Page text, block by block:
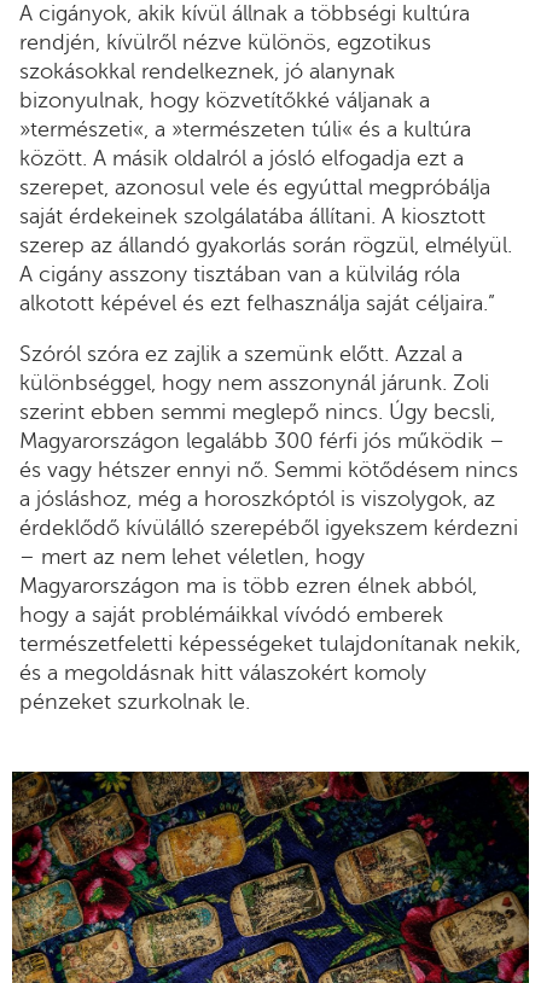
A cigányok, akik kívül állnak a többségi kultúra
rendjén, kívülről nézve különös, egzotikus
szokásokkal rendelkeznek, jó alanynak
bizonyulnak, hogy közvetítőkké váljanak a
»természeti«, a »természeten túli« és a kultúra
között. A másik oldalról a jósló elfogadja ezt a
szerepet, azonosul vele és egyúttal megpróbálja
saját érdekeinek szolgálatába állítani. A kiosztott
szerep az állandó gyakorlás során rögzül, elmélyül.
A cigány asszony tisztában van a külvilág róla
alkotott képével és ezt felhasználja saját céljaira.”
Szóról szóra ez zajlik a szemünk előtt. Azzal a
különbséggel, hogy nem asszonynál járunk. Zoli
szerint ebben semmi meglepő nincs. Úgy becsli,
Magyarországon legalább 300 férfi jós működik –
és vagy hétszer ennyi nő. Semmi kötődésem nincs
a jósláshoz, még a horoszkóptól is viszolygok, az
érdeklődő kívülálló szerepéből igyekszem kérdezni
– mert az nem lehet véletlen, hogy
Magyarországon ma is több ezren élnek abból,
hogy a saját problémáikkal vívódó emberek
természetfeletti képességeket tulajdonítanak nekik,
és a megoldásnak hitt válaszokért komoly
pénzeket szurkolnak le.